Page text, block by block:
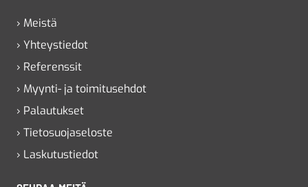
› Meistä
› Yhteystiedot
› Referenssit
› Myynti- ja toimitusehdot
› Palautukset
› Tietosuojaseloste
› Laskutustiedot